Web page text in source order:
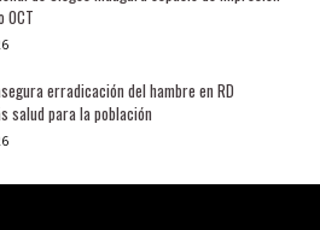
OCT
erradicación del hambre en RD
salud para la población